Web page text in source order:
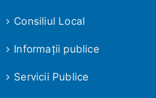
Consiliul Local
Informaţii publice
Servicii Publice